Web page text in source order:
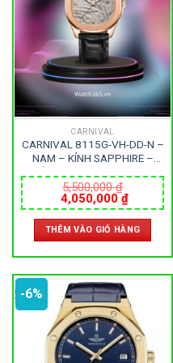
Thẻ sản phẩm
CARNIVAL
CARNIVAL 8115G-VH-DD-N –
NAM – KÍNH SAPPHIRE –
SIZE 40MM – MÁY THỤY SỸ
5,500,000₫
Giá
gốc
là:
5,500,000 ₫.
4,050,000₫Giá
hiện
tại
là:
THÊM VÀO GIỎ HÀNG
-6%